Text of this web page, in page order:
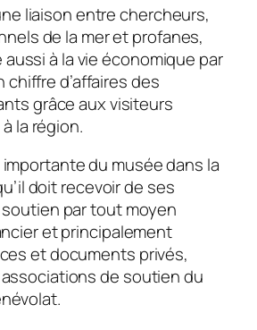
liaison entre chercheurs,
de la mer et profanes,
aussi à la vie économique par
chiffre d’affaires des
grâce aux visiteurs
la région.
du musée dans la
doit recevoir de ses
par tout moyen
et principalement
et documents privés,
associations de soutien du